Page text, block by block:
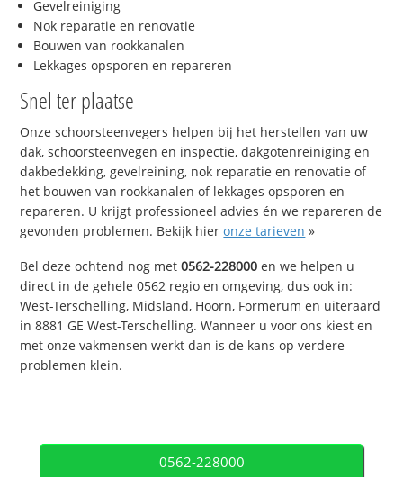
Gevelreiniging
Nok reparatie en renovatie
Bouwen van rookkanalen
Lekkages opsporen en repareren
Snel ter plaatse
Onze schoorsteenvegers helpen bij het herstellen van uw
dak, schoorsteenvegen en inspectie, dakgotenreiniging en
dakbedekking, gevelreining, nok reparatie en renovatie of
het bouwen van rookkanalen of lekkages opsporen en
repareren. U krijgt professioneel advies én we repareren de
gevonden problemen. Bekijk hieronze tarieven »
Bel deze ochtend nog met0562-228000 en we helpen u
direct in de gehele 0562 regio en omgeving, dus ook in:
West-Terschelling, Midsland, Hoorn, Formerum en uiteraard
in 8881 GE West-Terschelling. Wanneer u voor ons kiest en
met onze vakmensen werkt dan is de kans op verdere
problemen klein.
0562-228000